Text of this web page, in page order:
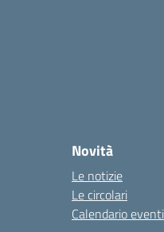
Novità
Le notizie
Le circolari
Calendario eventi